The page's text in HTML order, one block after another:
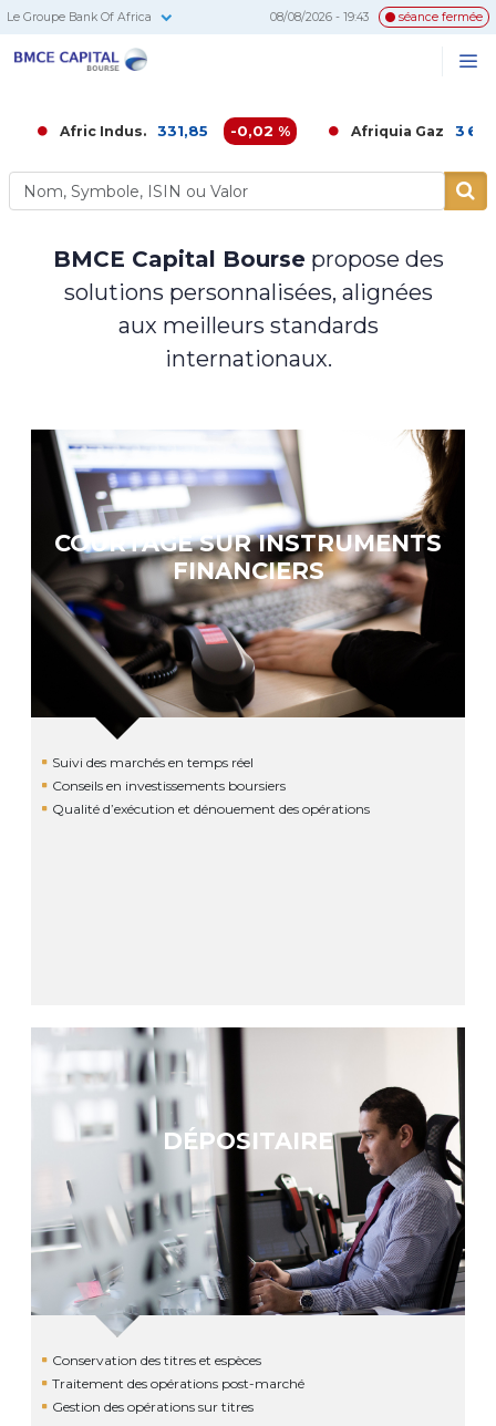
Le Groupe Bank Of Africa 08/08/2026 - 19:43 séance fermée
Afric Indus. 331,85 -0,02 % Afriquia Gaz 3 680,00
BMCE Capital Boursepropose des
solutions personnalisées, alignées
aux meilleurs standards
internationaux.
COURTAGE SUR INSTRUMENTS
FINANCIERS
Suivi des marchés en temps réel
Conseils en investissements boursiers
Qualité d’exécution et dénouement des opérations
DÉPOSITAIRE
Conservation des titres et espèces
Traitement des opérations post-marché
Gestion des opérations sur titres